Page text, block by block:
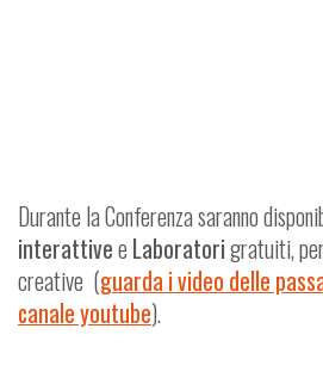
Durante la Conferenza saranno
interattivee Laboratorigratuiti,
creative (guarda i video delle
canale youtube).